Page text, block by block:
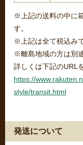
※上記の送料の中に
す。
※上記は全て税込みで
※離島地域の方は別
詳しくは下記のURL
https://
style/transit.html
発送について